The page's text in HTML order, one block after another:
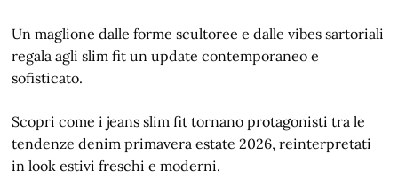
Un maglione dalle forme scultoree e dalle vibes sartoriali
regala agli slim fit un update contemporaneo e
sofisticato.
Scopri come i jeans slim fit tornano protagonisti tra le
tendenze denim primavera estate 2026, reinterpretati
in look estivi freschi e moderni.